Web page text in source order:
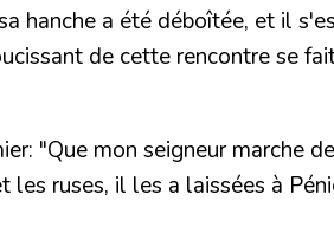
hanche a été déboîtée, et il
de cette rencontre se
"Que mon seigneur marche
ruses, il les a laissées à